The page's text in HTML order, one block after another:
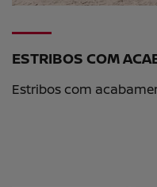
ESTRIBOS COM
Estribos com